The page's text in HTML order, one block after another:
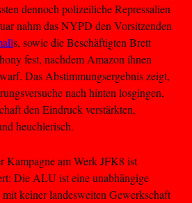
dennoch polizeiliche Repressalien
nahm das NYPD den Vorsitzenden
s, sowie die Beschäftigten Brett
fest, nachdem Amazon ihnen
Das Abstimmungsergebnis zeigt,
nach hinten losgingen,
den Eindruck verstärkten,
heuchlerisch.
Kampagne am Werk JFK8 ist
Die ALU ist eine unabhängige
keiner landesweiten Gewerkschaft